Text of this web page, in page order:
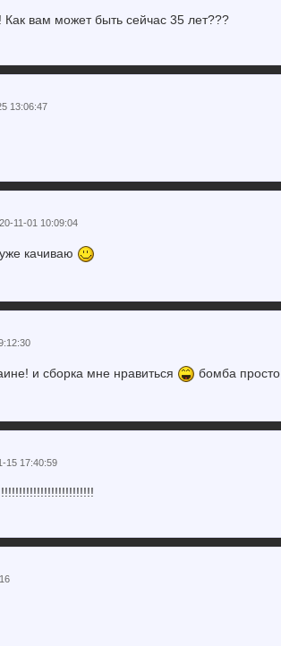
вам может быть сейчас 35 лет???
13:06:47
11-01 10:09:04
качиваю
и сборка мне нравиться бомба просто
15 17:40:59